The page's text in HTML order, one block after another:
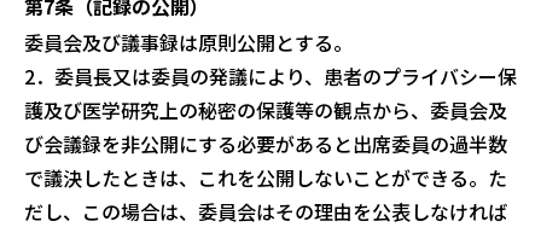
第7条（記録の公開）
委員会及び議事録は原則公開とする。
2．委員長又は委員の発議により、患者のプライバシー保
護及び医学研究上の秘密の保護等の観点から、委員会及
び会議録を非公開にする必要があると出席委員の過半数
で議決したときは、これを公開しないことができる。た
だし、この場合は、委員会はその理由を公表しなければ